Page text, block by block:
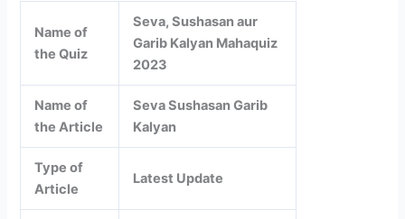
Name of
the Quiz
Seva, Sushasan aur
Garib Kalyan Mahaquiz
2023
Name of
the Article
Seva Sushasan Garib
Kalyan
Type of
Article
Latest Update